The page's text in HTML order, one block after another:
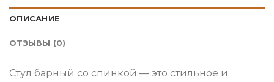
ОПИСАНИЕ
ОТЗЫВЫ (0)
Стул барный со спинкой — это стильное и